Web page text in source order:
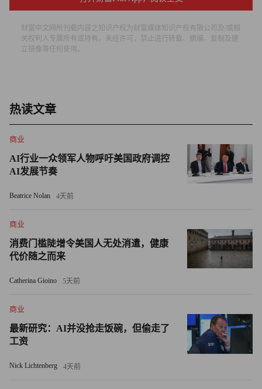
韩国政府已经在为新婚夫妇提供住房补贴，为新妈妈提供产
后护理折扣，甚至为每一位新生儿发放一笔2,250美元的“婴
儿补贴”，但这些措施仍然不足以说服国内已经锐减的人口
能进一步降至0.65。
相比之下，有专家表示，在不考虑移民的情况下，为了维持
人口稳定，一个国家女性的预期生育数量需要达到2.1。
Electronics）、LG电子（LG Electronics）和现代
（Hyundai）推出了多项对孩子友好的福利，包括办公现场
的日托设施、生育福利，甚至两年产假等。
据《韩国中央日报》（Korea JoongAng Daily）报道，富荣
乐善好施的亿万富翁李重根曾经入狱服刑
这并非李重根首次因为慷慨地发放现金而登上媒体头条。韩
国推出的公租房要归功于李重根。
财富中文网所刊载内容之知识产权为财富媒体知识产权有限公司及/或相
关权利人专属所有或持有。未经许可，禁止进行转载、摘编、复制及建
立镜像等任何使用。
热读文章
商业
AI行业一众领军人物呼吁美国政府调控
AI发展节奏
Beatrice Nolan 4天前
商业
消费门槛陡增令美国人无处消遣，健康
代价随之而来
Catherina Gioino 5天前
商业
最新研究：AI并没抢走饭碗，但偷走了
工资
Nick Lichtenberg 4天前